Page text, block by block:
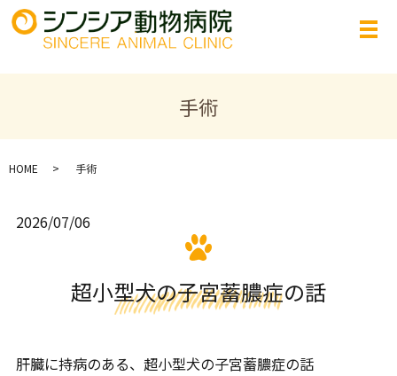
手術
HOME 手術
2026/07/06
超小型犬の子宮蓄膿症の話
肝臓に持病のある、超小型犬の子宮蓄膿症の話